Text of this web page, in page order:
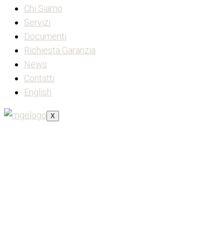
Chi Siamo
Servizi
Documenti
Richiesta Garanzia
News
Contatti
English
X